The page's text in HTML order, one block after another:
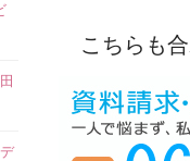
こちらも